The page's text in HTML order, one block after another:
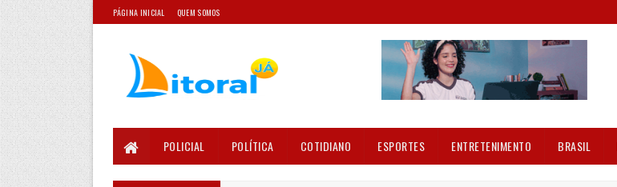
PÁGINA INICIAL QUEM SOMOS
POLICIAL POLÍTICA COTIDIANO ESPORTES ENTRETENIMENTO BRASIL